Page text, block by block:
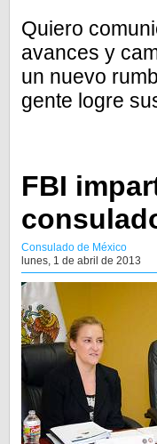
Quiero
avances y
un nuevo
gente logre
FBI
Consulado de México
lunes, 1 de abril de 2013